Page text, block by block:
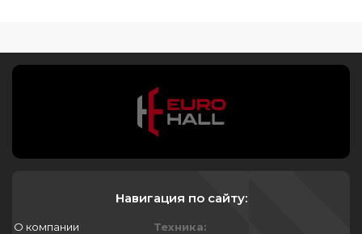
Навигация по сайту:
О компании
Техника: